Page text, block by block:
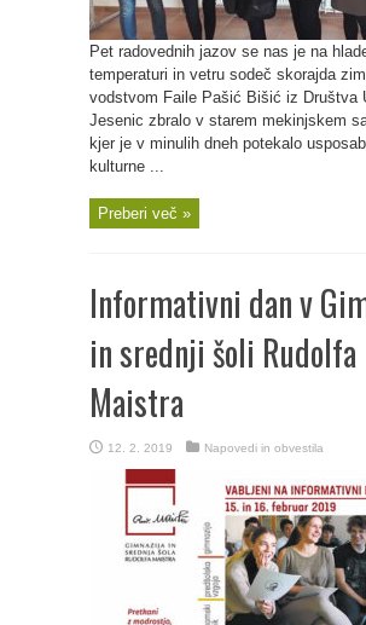
Pet radovednih jazov se nas je na
temperaturi in vetru sodeč skorajda
vodstvom Faile Pašić Bišić iz Društva
Jesenic zbralo v starem mekinjskem
kjer je v minulih dneh potekalo
kulturne ...
Preberi več »
Informativni dan v
in srednji šoli Rudolfa
Maistra
12. 2. 2019 Napovedi in obvestila